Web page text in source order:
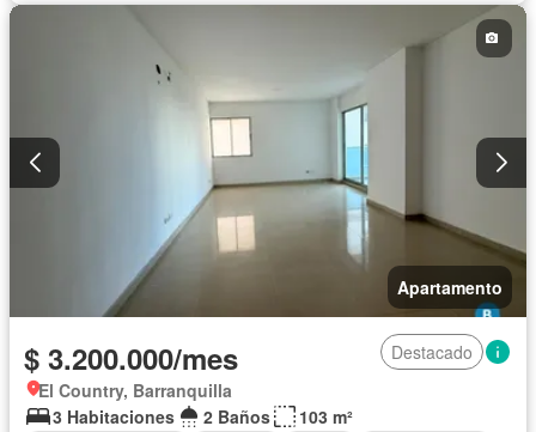
Apartamento
$ 3.200.000/mes
Destacado
El Country, Barranquilla
3 Habitaciones
2 Baños
103 m²